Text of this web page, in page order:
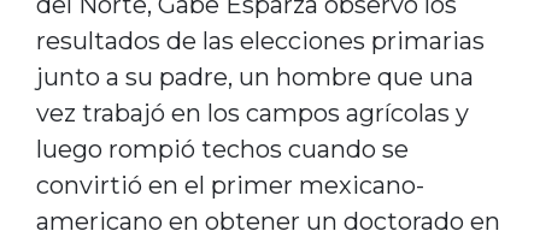
resultados de las elecciones primarias
junto a su padre, un hombre que una
vez trabajó en los campos agrícolas y
luego rompió techos cuando se
convirtió en el primer mexicano-
americano en obtener un doctorado en